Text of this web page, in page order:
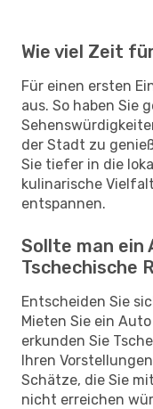
Wie viel Zeit
Für einen ersten
aus. So haben Sie
der Stadt zu
Sie tiefer in die
kulinarische
entspannen.
Sollte man ein
Tschechische
Entscheiden Sie
Mieten Sie ein
erkunden Sie
Ihren
Schätze, die Sie
nicht erreichen